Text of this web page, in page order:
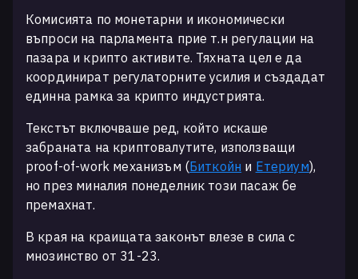
Комисията по монетарни и икономически
въпроси на парламента прие т.н регулации на
пазара и крипто активите. Тяхната цел е да
координират регулаторните усилия и създадат
единна рамка за крипто индустрията.
Текстът включваше ред, който искаше
забраната на криптовалутите, използващи
proof-of-work механизъм (Биткойн и Етериум),
но през миналия понеделник този пасаж бе
премахнат.
В края на краищата законът влезе в сила с
мнозинство от 31-23.